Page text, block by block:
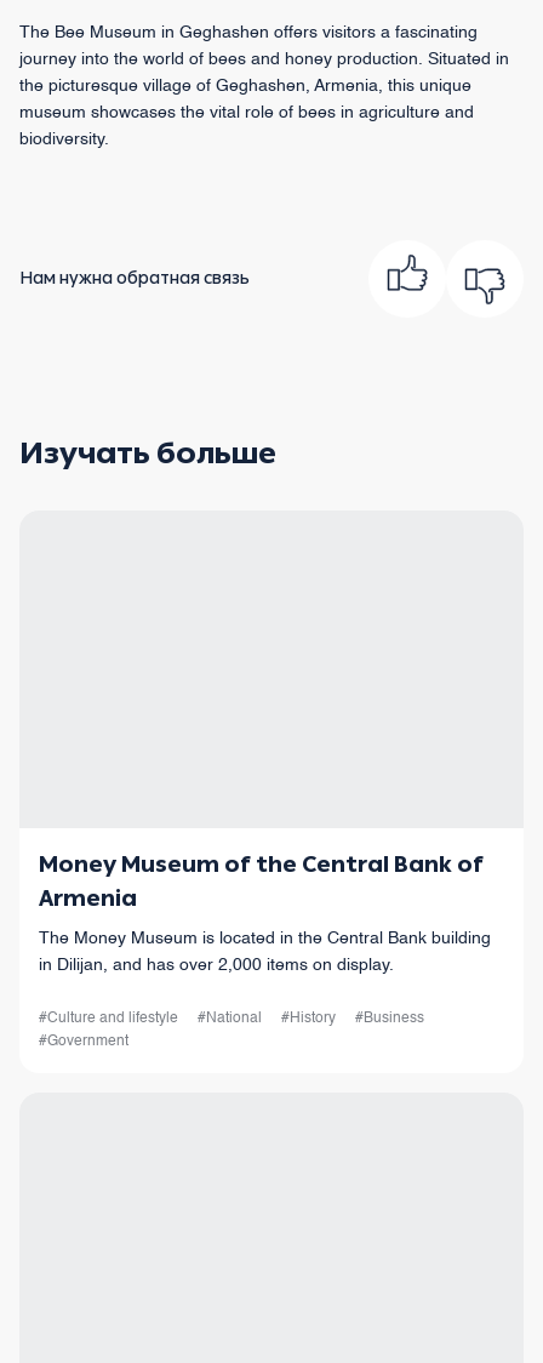
The Bee Museum in Geghashen offers visitors a fascinating
journey into the world of bees and honey production. Situated in
the picturesque village of Geghashen, Armenia, this unique
museum showcases the vital role of bees in agriculture and
biodiversity.
Нам нужна обратная связь
Изучать больше
Money Museum of the Central Bank of
Armenia
The Money Museum is located in the Central Bank building
in Dilijan, and has over 2,000 items on display.
#Culture and lifestyle #National #History
#Business
#Government